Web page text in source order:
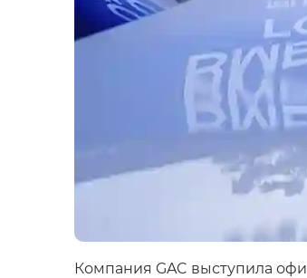
Компания GAC выступила